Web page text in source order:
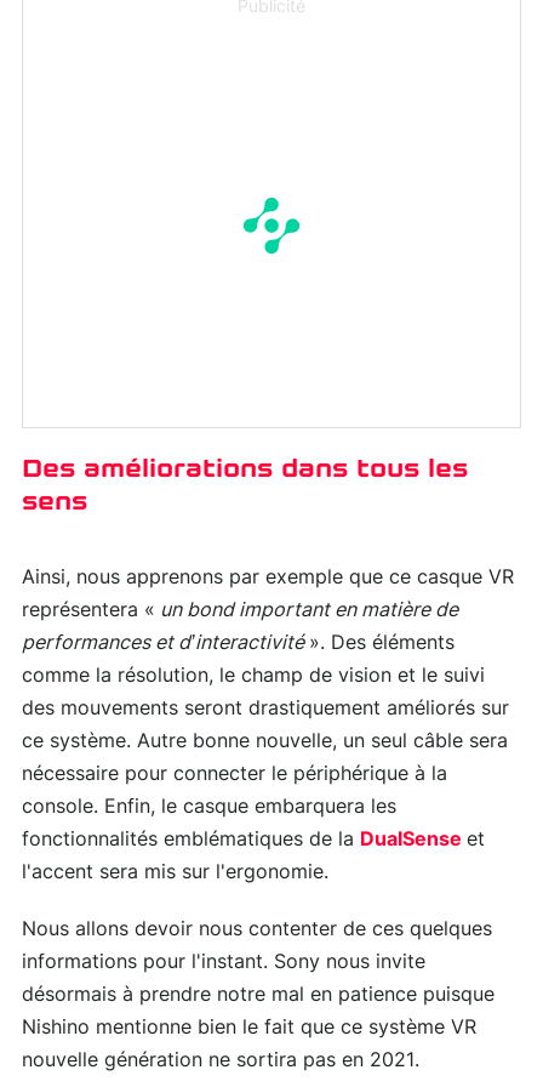
Publicité
Des améliorations dans tous les
sens
Ainsi, nous apprenons par exemple que ce casque VR
représentera « un bond important en matière de
performances et d’interactivité ». Des éléments
comme la résolution, le champ de vision et le suivi
des mouvements seront drastiquement améliorés sur
ce système. Autre bonne nouvelle, un seul câble sera
nécessaire pour connecter le périphérique à la
console. Enfin, le casque embarquera les
fonctionnalités emblématiques de la DualSense et
l'accent sera mis sur l'ergonomie.
Nous allons devoir nous contenter de ces quelques
informations pour l'instant. Sony nous invite
désormais à prendre notre mal en patience puisque
Nishino mentionne bien le fait que ce système VR
nouvelle génération ne sortira pas en 2021.